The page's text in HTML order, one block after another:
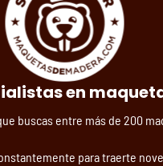
en
buscas entre más de 200
para traerte